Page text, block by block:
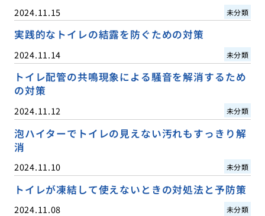
2024.11.15 未分類
実践的なトイレの結露を防ぐための対策
2024.11.14 未分類
トイレ配管の共鳴現象による騒音を解消するため
の対策
2024.11.12 未分類
泡ハイターでトイレの見えない汚れもすっきり解
消
2024.11.10 未分類
トイレが凍結して使えないときの対処法と予防策
2024.11.08 未分類